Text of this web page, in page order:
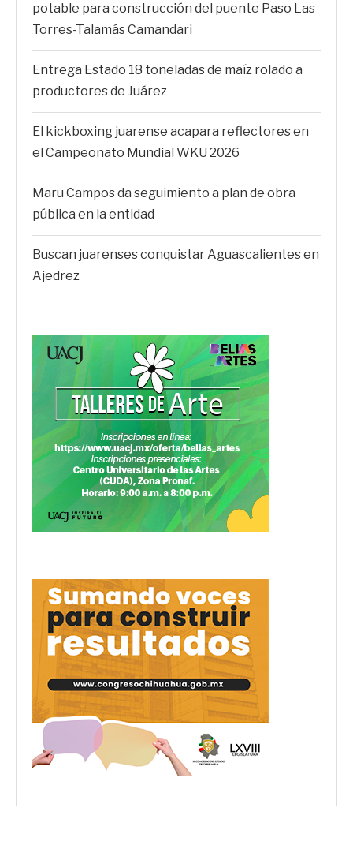
potable para construcción del puente Paso Las
Torres-Talamás Camandari
Entrega Estado 18 toneladas de maíz rolado a
productores de Juárez
El kickboxing juarense acapara reflectores en
el Campeonato Mundial WKU 2026
Maru Campos da seguimiento a plan de obra
pública en la entidad
Buscan juarenses conquistar Aguascalientes en
Ajedrez